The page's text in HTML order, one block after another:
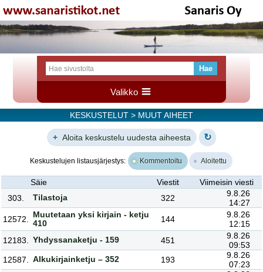
Valikko
KESKUSTELUT > MUUT AIHEET
+ Aloita keskustelu uudesta aiheesta ↻
Keskustelujen listausjärjestys: Kommentoitu Aloitettu
Säie Viestit
Viimeisin viesti
303.
Tilastoja 322
9.8.26
14:27
12572.
Muutetaan yksi kirjain - ketju
410
144
9.8.26
12:15
12183.
Yhdyssanaketju - 159 451
9.8.26
09:53
12587.
Alkukirjainketju – 352 193
9.8.26
07:23